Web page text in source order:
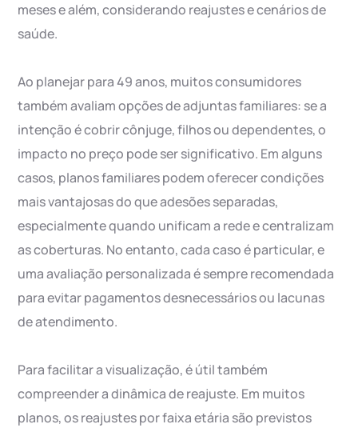
meses e além, considerando reajustes e cenários de
saúde.
Ao planejar para 49 anos, muitos consumidores
também avaliam opções de adjuntas familiares: se a
intenção é cobrir cônjuge, filhos ou dependentes, o
impacto no preço pode ser significativo. Em alguns
casos, planos familiares podem oferecer condições
mais vantajosas do que adesões separadas,
especialmente quando unificam a rede e centralizam
as coberturas. No entanto, cada caso é particular, e
uma avaliação personalizada é sempre recomendada
para evitar pagamentos desnecessários ou lacunas
de atendimento.
Para facilitar a visualização, é útil também
compreender a dinâmica de reajuste. Em muitos
planos, os reajustes por faixa etária são previstos